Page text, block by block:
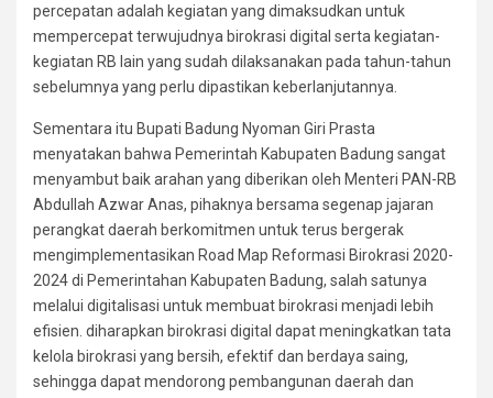
percepatan adalah kegiatan yang dimaksudkan untuk
mempercepat terwujudnya birokrasi digital serta kegiatan-
kegiatan RB lain yang sudah dilaksanakan pada tahun-tahun
sebelumnya yang perlu dipastikan keberlanjutannya.
Sementara itu Bupati Badung Nyoman Giri Prasta
menyatakan bahwa Pemerintah Kabupaten Badung sangat
menyambut baik arahan yang diberikan oleh Menteri PAN-RB
Abdullah Azwar Anas, pihaknya bersama segenap jajaran
perangkat daerah berkomitmen untuk terus bergerak
mengimplementasikan Road Map Reformasi Birokrasi 2020-
2024 di Pemerintahan Kabupaten Badung, salah satunya
melalui digitalisasi untuk membuat birokrasi menjadi lebih
efisien. diharapkan birokrasi digital dapat meningkatkan tata
kelola birokrasi yang bersih, efektif dan berdaya saing,
sehingga dapat mendorong pembangunan daerah dan